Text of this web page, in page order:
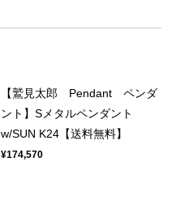
【鷲見太郎 Pendant ペンダ
ント】Sメタルペンダント
w/SUN K24【送料無料】
¥174,570